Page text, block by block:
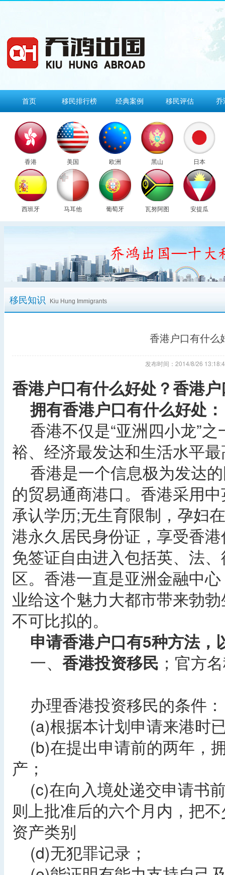
首页 移民排行榜 经典案例 移民评估 乔
香港 美国 欧洲 黑山 日本
西班牙 马耳他 葡萄牙 瓦努阿图 安提瓜
移民知识 Kiu Hung Immigrants
香港户口有什么
发布时间：2014/8/26
香港户口有什么好处？香港
拥有香港户口有什么好处：
香港不仅是“亚洲四小龙”
裕、经济最发达和生活水平
香港是一个信息极为发达
的贸易通商港口。香港采用
承认学历;无生育限制，孕妇
港永久居民身份证，享受香
免签证自由进入包括英、法
区。香港一直是亚洲金融中
业给这个魅力大都市带来勃
不可比拟的。
申请香港户口有5种方法
一、 香港投资移民 ；官方
办理香港投资移民的条件：
(a)根据本计划申请来港时
(b)在提出申请前的两年，
产；
(c)在向入境处递交申请书
则上批准后的六个月内，把
资产类别
(d)无犯罪记录；